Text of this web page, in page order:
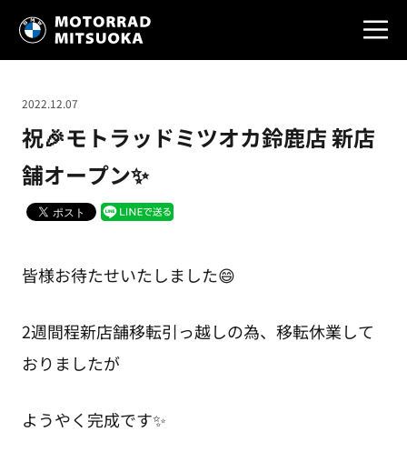
祝🎉モトラッドミツオカ鈴鹿店 新店
舗オープン✨
2022.12.07
皆様お待たせいたしました😄
2週間程新店舗移転引っ越しの為、移転休業して
おりましたが
ようやく完成です✨